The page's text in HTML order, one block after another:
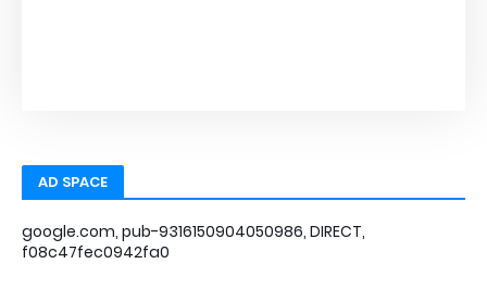
AD SPACE
google.com, pub-9316150904050986, DIRECT,
f08c47fec0942fa0